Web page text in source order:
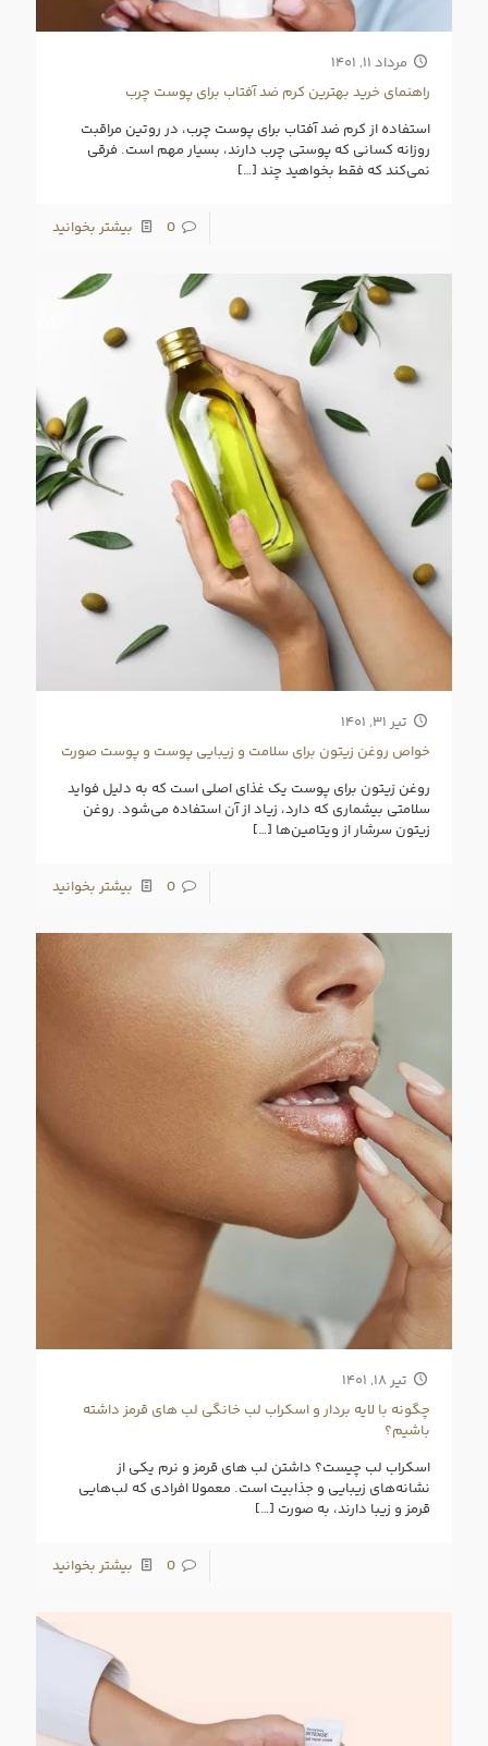
مرداد ۱۱, ۱۴۰۱
راهنمای خرید بهترین کرم ضد آفتاب برای پوست چرب
استفاده از کرم ضد آفتاب برای پوست چرب، در روتین مراقبت
روزانه کسانی که پوستی چرب دارند، بسیار مهم است. فرقی
نمی‌کند که فقط بخواهید چند […]
0 بیشتر بخوانید
تیر ۳۱, ۱۴۰۱
خواص روغن زیتون برای سلامت و زیبایی پوست و پوست صورت
روغن زیتون برای پوست یک غذای اصلی است که به دلیل فواید
سلامتی بیشماری که دارد، زیاد از آن استفاده می‌شود. روغن
زیتون سرشار از ویتامین‌ها […]
0 بیشتر بخوانید
تیر ۱۸, ۱۴۰۱
چگونه با لایه بردار و اسکراب لب خانگی لب های قرمز داشته
باشیم؟
اسکراب لب چیست؟ داشتن لب‌ های قرمز و نرم یکی از
نشانه‌های زیبایی و جذابیت است. معمولا افرادی که لب‌هایی
قرمز و زیبا دارند، به صورت […]
0 بیشتر بخوانید